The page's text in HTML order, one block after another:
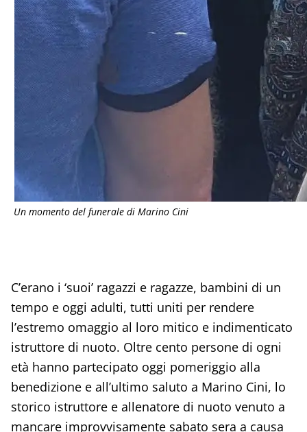
Un momento del funerale di Marino Cini
C’erano i ‘suoi’ ragazzi e ragazze, bambini di un
tempo e oggi adulti, tutti uniti per rendere
l’estremo omaggio al loro mitico e indimenticato
istruttore di nuoto. Oltre cento persone di ogni
età hanno partecipato oggi pomeriggio alla
benedizione e all’ultimo saluto a Marino Cini, lo
storico istruttore e allenatore di nuoto venuto a
mancare improvvisamente sabato sera a causa